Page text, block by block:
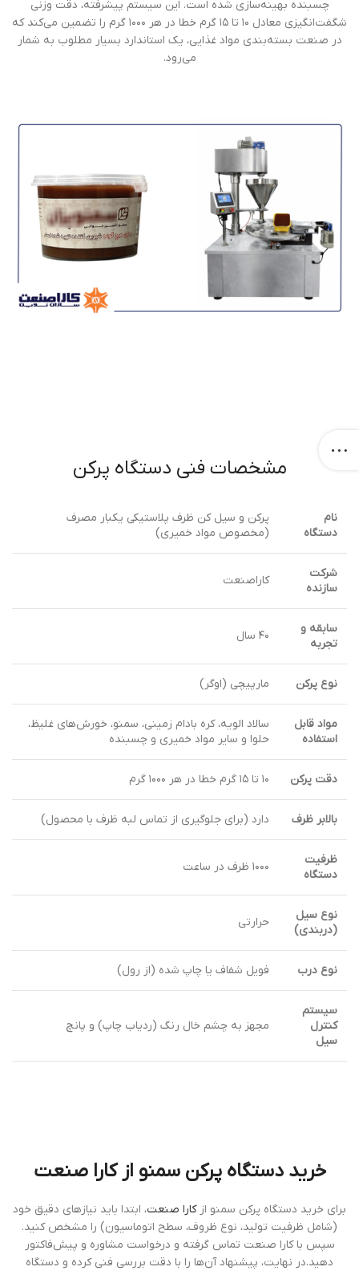
چسبنده بهینه‌سازی شده است. این سیستم پیشرفته، دقت وزنی
شگفت‌انگیزی معادل ۱۰ تا ۱۵ گرم خطا در هر ۱۰۰۰ گرم را تضمین می‌کند که
در صنعت بسته‌بندی مواد غذایی، یک استاندارد بسیار مطلوب به شمار
می‌رود.
مشخصات فنی دستگاه پرکن
نام
دستگاه
پرکن و سیل کن ظرف پلاستیکی یکبار مصرف
(مخصوص مواد خمیری)
شرکت
سازنده
کاراصنعت
سابقه و
تجربه
۴۰ سال
نوع پرکن مارپیچی (اوگر)
مواد قابل
استفاده
سالاد الویه، کره بادام زمینی، سمنو، خورش‌های غلیظ،
حلوا و سایر مواد خمیری و چسبنده
دقت پرکن ۱۰ تا ۱۵ گرم خطا در هر ۱۰۰۰ گرم
بالابر ظرف دارد (برای جلوگیری از تماس لبه ظرف با محصول)
ظرفیت
دستگاه
۱۰۰۰ ظرف در ساعت
نوع سیل
(دربندی)
حرارتی
نوع درب فویل شفاف یا چاپ شده (از رول)
سیستم
کنترل
سیل
مجهز به چشم خال رنگ (ردیاب چاپ) و پانچ
خرید دستگاه پرکن سمنو از کارا صنعت
برای خرید دستگاه پرکن سمنو از کارا صنعت، ابتدا باید نیازهای دقیق خود
(شامل ظرفیت تولید، نوع ظروف، سطح اتوماسیون) را مشخص کنید.
سپس با کارا صنعت تماس گرفته و درخواست مشاوره و پیش‌فاکتور
دهید.در نهایت، پیشنهاد آن‌ها را با دقت بررسی فنی کرده و دستگاه